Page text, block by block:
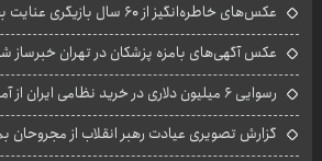
عکس‌های خاطره‌انگیز از ۶۰ سال بازیگری عنایت بخشی را تماشا کنید
عکس آگهی‌های بامزه پزشکان در تهران خبرساز
رسوایی ۶ میلیون دلاری در خرید نظامی ایران از آمریکا برملاشد +جزئیات
گزارش تصویری عیادت رهبر انقلاب از مجروحان